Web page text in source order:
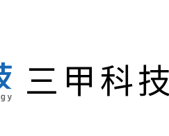
三甲科